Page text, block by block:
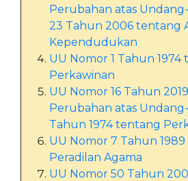
Perubahan atas
23 Tahun 2006 tentang
Kependudukan
UU Nomor 1 Tahun 1974
Perkawinan
UU Nomor 16 Tahun
Perubahan atas
Tahun 1974 tentang
UU Nomor 7 Tahun
Peradilan Agama
UU Nomor 50 Tahun